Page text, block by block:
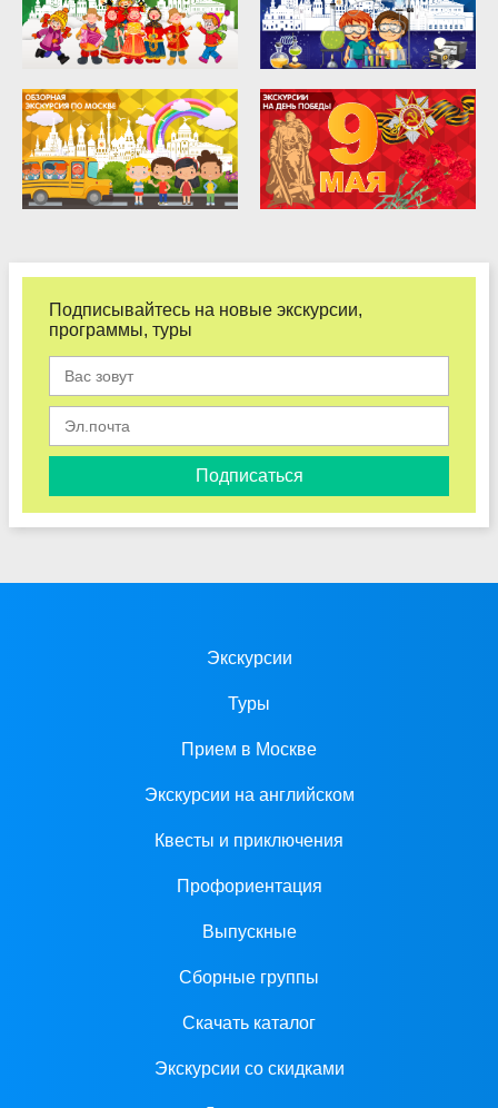
Подписывайтесь на новые экскурсии,
программы, туры
Подписаться
Экскурсии
Туры
Прием в Москве
Экскурсии на английском
Квесты и приключения
Профориентация
Выпускные
Сборные группы
Скачать каталог
Экскурсии со скидками